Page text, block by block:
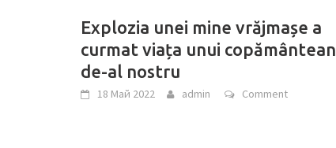
Explozia unei mine vrăjmașe a
curmat viața unui copământean
de-al nostru
18 Май 2022 admin Comment